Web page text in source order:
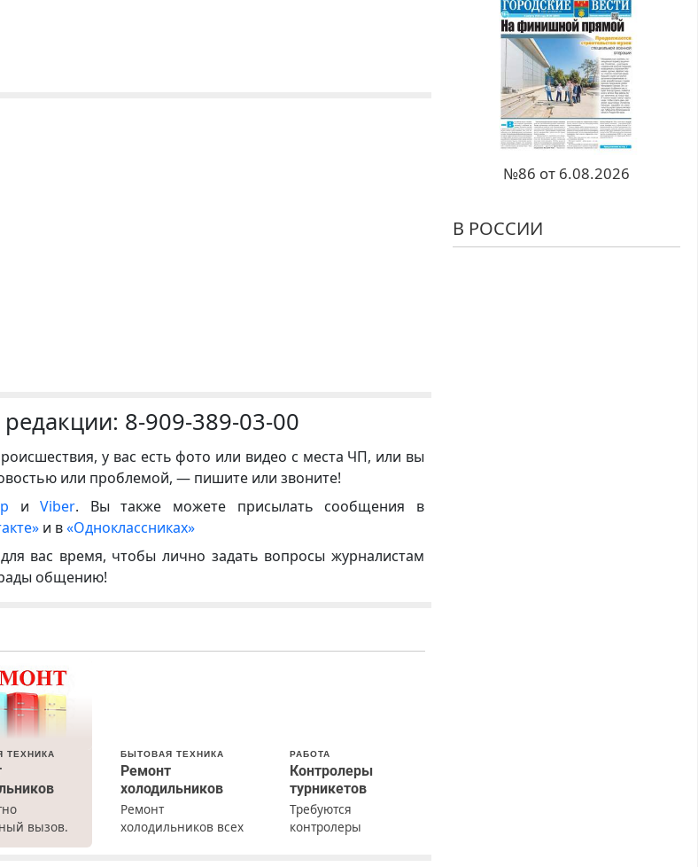
8-909-389-03-00
у вас есть фото или видео с места ЧП, или вы
или проблемой, — пишите или звоните!
иViber. Вы также можете присылать сообщения в
и в«Одноклассниках»
вас время, чтобы лично задать вопросы журналистам
рады общению!
ТЕХНИКА
вызов.
БЫТОВАЯ ТЕХНИКА
Ремонт
холодильников
Ремонт
холодильников всех
РАБОТА
Контролеры
турникетов
Требуются
контролеры
№86 от 6.08.2026
В РОССИИ